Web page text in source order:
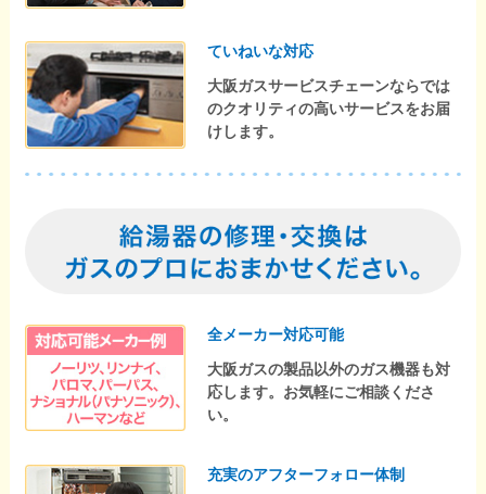
ていねいな対応
大阪ガスサービスチェーンならでは
のクオリティの高いサービスをお届
けします。
全メーカー対応可能
大阪ガスの製品以外のガス機器も対
応します。お気軽にご相談くださ
い。
充実のアフターフォロー体制